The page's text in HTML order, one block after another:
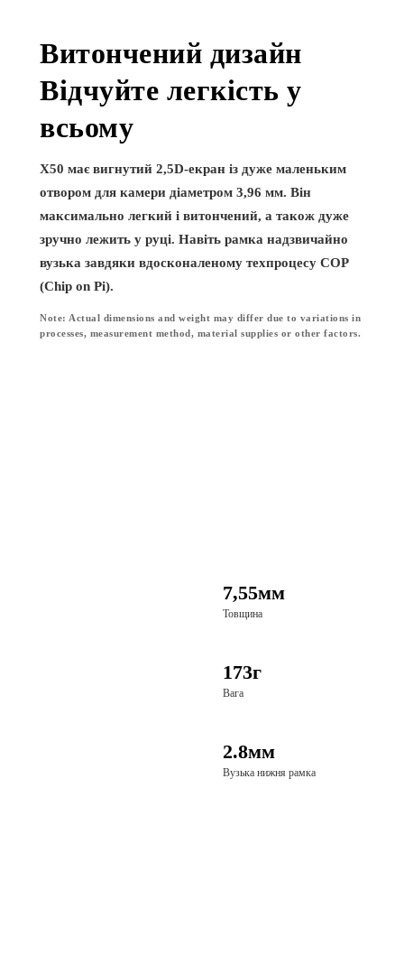
Витончений дизайн
Відчуйте легкість у
всьому
X50 має вигнутий 2,5D-екран із дуже маленьким
отвором для камери діаметром 3,96 мм. Він
максимально легкий і витончений, а також дуже
зручно лежить у руці. Навіть рамка надзвичайно
вузька завдяки вдосконаленому техпроцесу COP
(Chip on Pi).
Note: Actual dimensions and weight may differ due to variations in
processes, measurement method, material supplies or other factors.
7,55мм
Товщина
173г
Вага
2.8мм
Вузька нижня рамка